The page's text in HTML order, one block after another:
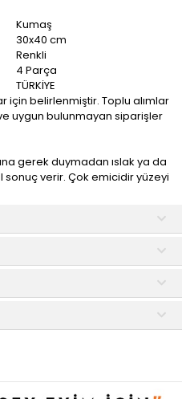
Kumaş
30x40 cm
Renkli
4 Parça
TÜRKİYE
için belirlenmiştir. Toplu alımlar
uygun bulunmayan siparişler
gerek duymadan ıslak ya da
verir. Çok emicidir yüzeyi
yüzeyi çizmez. Ardında hav, iz
makinede yıkanabilir.